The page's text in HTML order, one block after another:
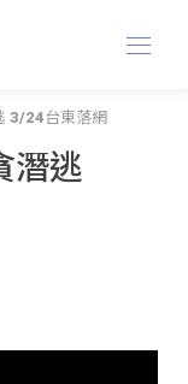
3/24台東落網
潛逃